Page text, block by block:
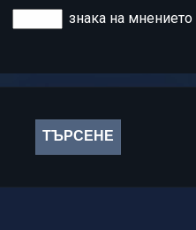
знака на мнението